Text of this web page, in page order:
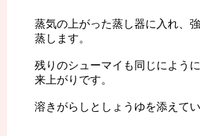
蒸気の上がった蒸し器に入れ、
蒸します。
残りのシューマイも同じによう
来上がりです。
溶きがらしとしょうゆを添えてい